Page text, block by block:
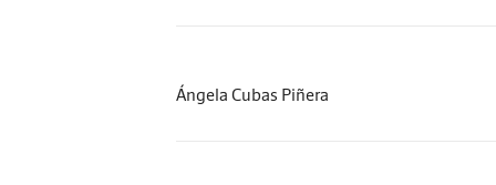
Ángela Cubas Piñera